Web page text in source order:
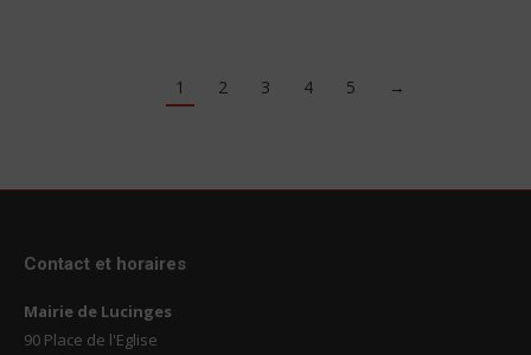
1 2 3 4 5 →
Contact et horaires
Mairie de Lucinges
90 Place de l'Eglise